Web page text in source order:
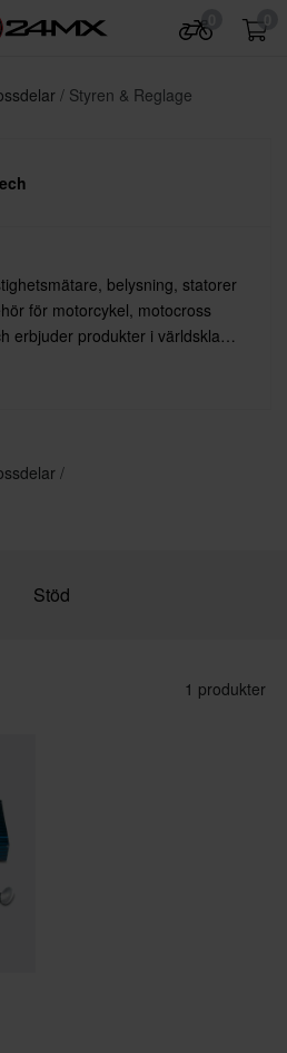
Styren & Reglage
belysning, statorer
för motorcykel, motocross
erbjuder produkter i världsklass
– utan att
Stöd
1 produkter